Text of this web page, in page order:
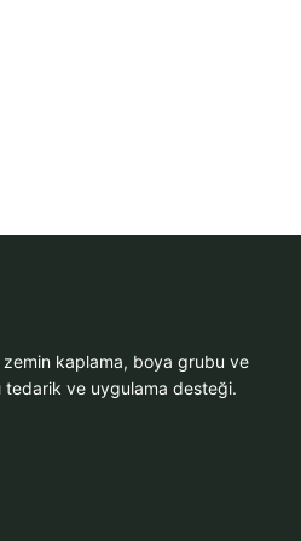
zemin kaplama, boya grubu ve
tedarik ve uygulama desteği.